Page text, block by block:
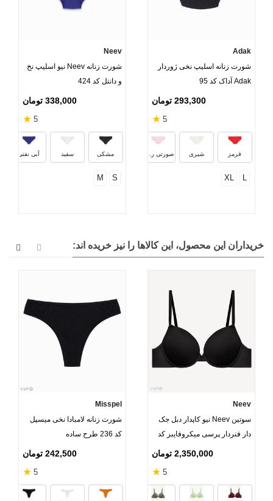
Adak
شورت زنانه اسلیپ نخی ژوردار
Adak آداک کد 95
293,300 تومان
5
★
قرمز شیری صورتی روشن
آبی روشن کالباسی نعنایی
L
XL
Neev
شورت زنانه Neev نیو اسلیپ نخ
و دانتل کد 424
338,000 تومان
5
★
مشکی سفید آبی نفتی
S
M
خریداران این محصول، این کالاها را نیز خریده اند:
Neev
سوتین Neev نیو کاپدار دبل جک
دار فنردار پرسی میکروفایبر کد
2,350,000 تومان
5
★
مشکی
Misspel
شورت زنانه لامبادا نخی میسپل
کد 236 طرح ساده
242,500 تومان
5
★